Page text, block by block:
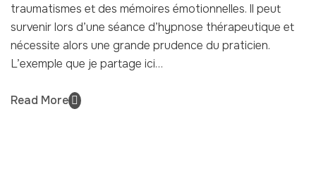
traumatismes et des mémoires émotionnelles. Il peut
survenir lors d’une séance d’hypnose thérapeutique et
nécessite alors une grande prudence du praticien.
L’exemple que je partage ici…
Read More